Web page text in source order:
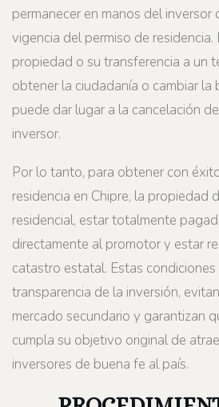
permanecer en manos del
vigencia del permiso de
propiedad o su transferencia a un
obtener la ciudadanía o cambiar la
puede dar lugar a la cancelación
inversor.
Por lo tanto, para obtener con
residencia en Chipre, la propiedad
residencial, estar totalmente
directamente al promotor y estar
catastro estatal. Estas
transparencia de la inversión,
mercado secundario y garantizan
cumpla su objetivo original de
inversores de buena fe al país.